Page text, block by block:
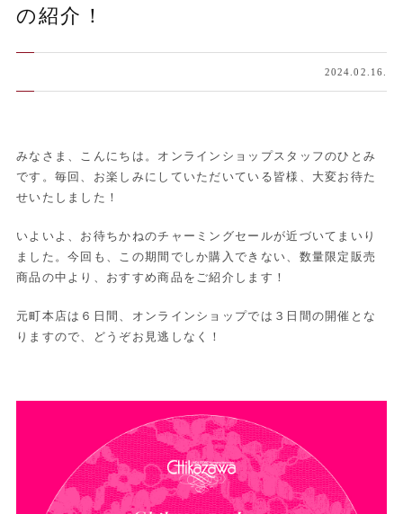
の紹介！
2024.02.16.
みなさま、こんにちは。オンラインショップスタッフのひとみ
です。毎回、お楽しみにしていただいている皆様、大変お待た
せいたしました！
いよいよ、お待ちかねのチャーミングセールが近づいてまいり
ました。今回も、この期間でしか購入できない、数量限定販売
商品の中より、おすすめ商品をご紹介します！
元町本店は６日間、オンラインショップでは３日間の開催とな
りますので、どうぞお見逃しなく！